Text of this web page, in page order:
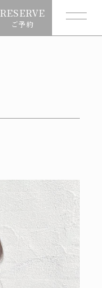
RESERVE
ご予約